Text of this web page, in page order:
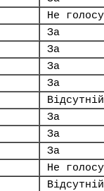
Не
За
За
За
За
Відсутній
За
За
За
Не
Відсутній